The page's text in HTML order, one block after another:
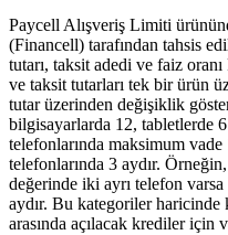
Paycell Alışveriş Limiti
(Financell) tarafından tahsis
tutarı, taksit adedi ve faiz
ve taksit tutarları tek bir ürün
tutar üzerinden değişiklik
bilgisayarlarda 12, tabletlerde
telefonlarında maksimum
telefonlarında 3 aydır.
değerinde iki ayrı telefon
aydır. Bu kategoriler
arasında açılacak krediler için